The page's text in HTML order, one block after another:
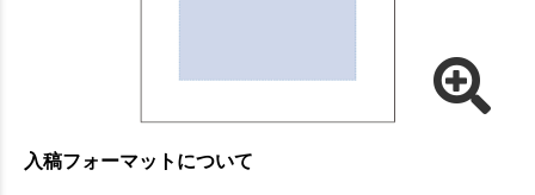
入稿フォーマットについて